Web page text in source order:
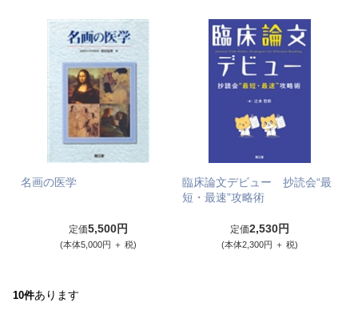
名画の医学
定価5,500円
(本体5,000円 ＋ 税)
臨床論文デビュー 抄読会“最
短・最速”攻略術
定価2,530円
(本体2,300円 ＋ 税)
10件あります